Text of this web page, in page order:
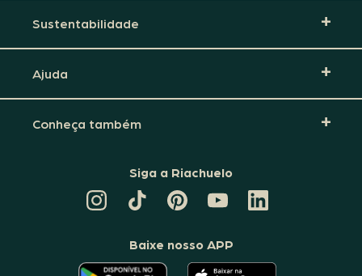
Sustentabilidade
Ajuda
Conheça também
Siga a Riachuelo
TIKTOK
DA
PINTEREST
DA
CANAL
DA
RIACHUELO
LINKEDIN
DA
Baixe nosso APP
O O